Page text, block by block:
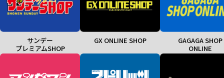
サンデー
プレミアムSHOP
GX ONLINE SHOP
GAGAGA SHOP
ONLINE